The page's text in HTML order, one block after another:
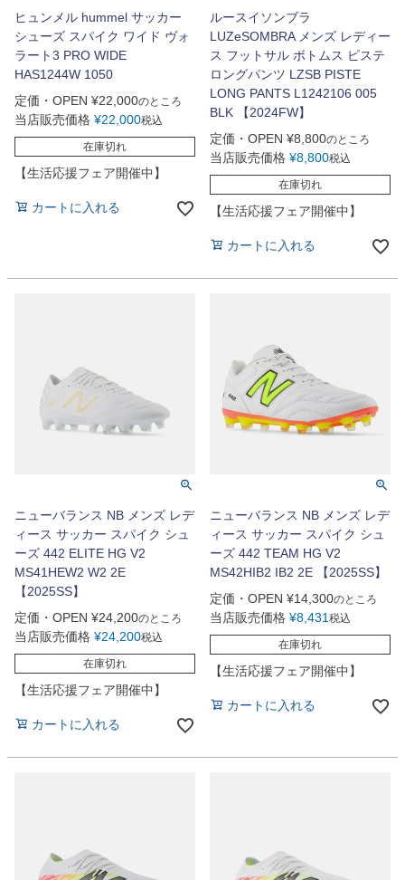
ヒュンメル hummel サッカー
シューズ スパイク ワイド ヴォ
ラート3 PRO WIDE
HAS1244W 1050
定価・OPEN ¥22,000のところ
当店販売価格 ¥22,000税込
在庫切れ
【生活応援フェア開催中】
カートに入れる
ルースイソンブラ
LUZeSOMBRA メンズ レディー
ス フットサル ボトムス ピステ
ロングパンツ LZSB PISTE
LONG PANTS L1242106 005
BLK 【2024FW】
定価・OPEN ¥8,800のところ
当店販売価格 ¥8,800税込
在庫切れ
【生活応援フェア開催中】
カートに入れる
ニューバランス NB メンズ レデ
ィース サッカー スパイク シュ
ーズ 442 ELITE HG V2
MS41HEW2 W2 2E
【2025SS】
定価・OPEN ¥24,200のところ
当店販売価格 ¥24,200税込
在庫切れ
【生活応援フェア開催中】
カートに入れる
ニューバランス NB メンズ レデ
ィース サッカー スパイク シュ
ーズ 442 TEAM HG V2
MS42HIB2 IB2 2E 【2025SS】
定価・OPEN ¥14,300のところ
当店販売価格 ¥8,431 税込
在庫切れ
【生活応援フェア開催中】
カートに入れる